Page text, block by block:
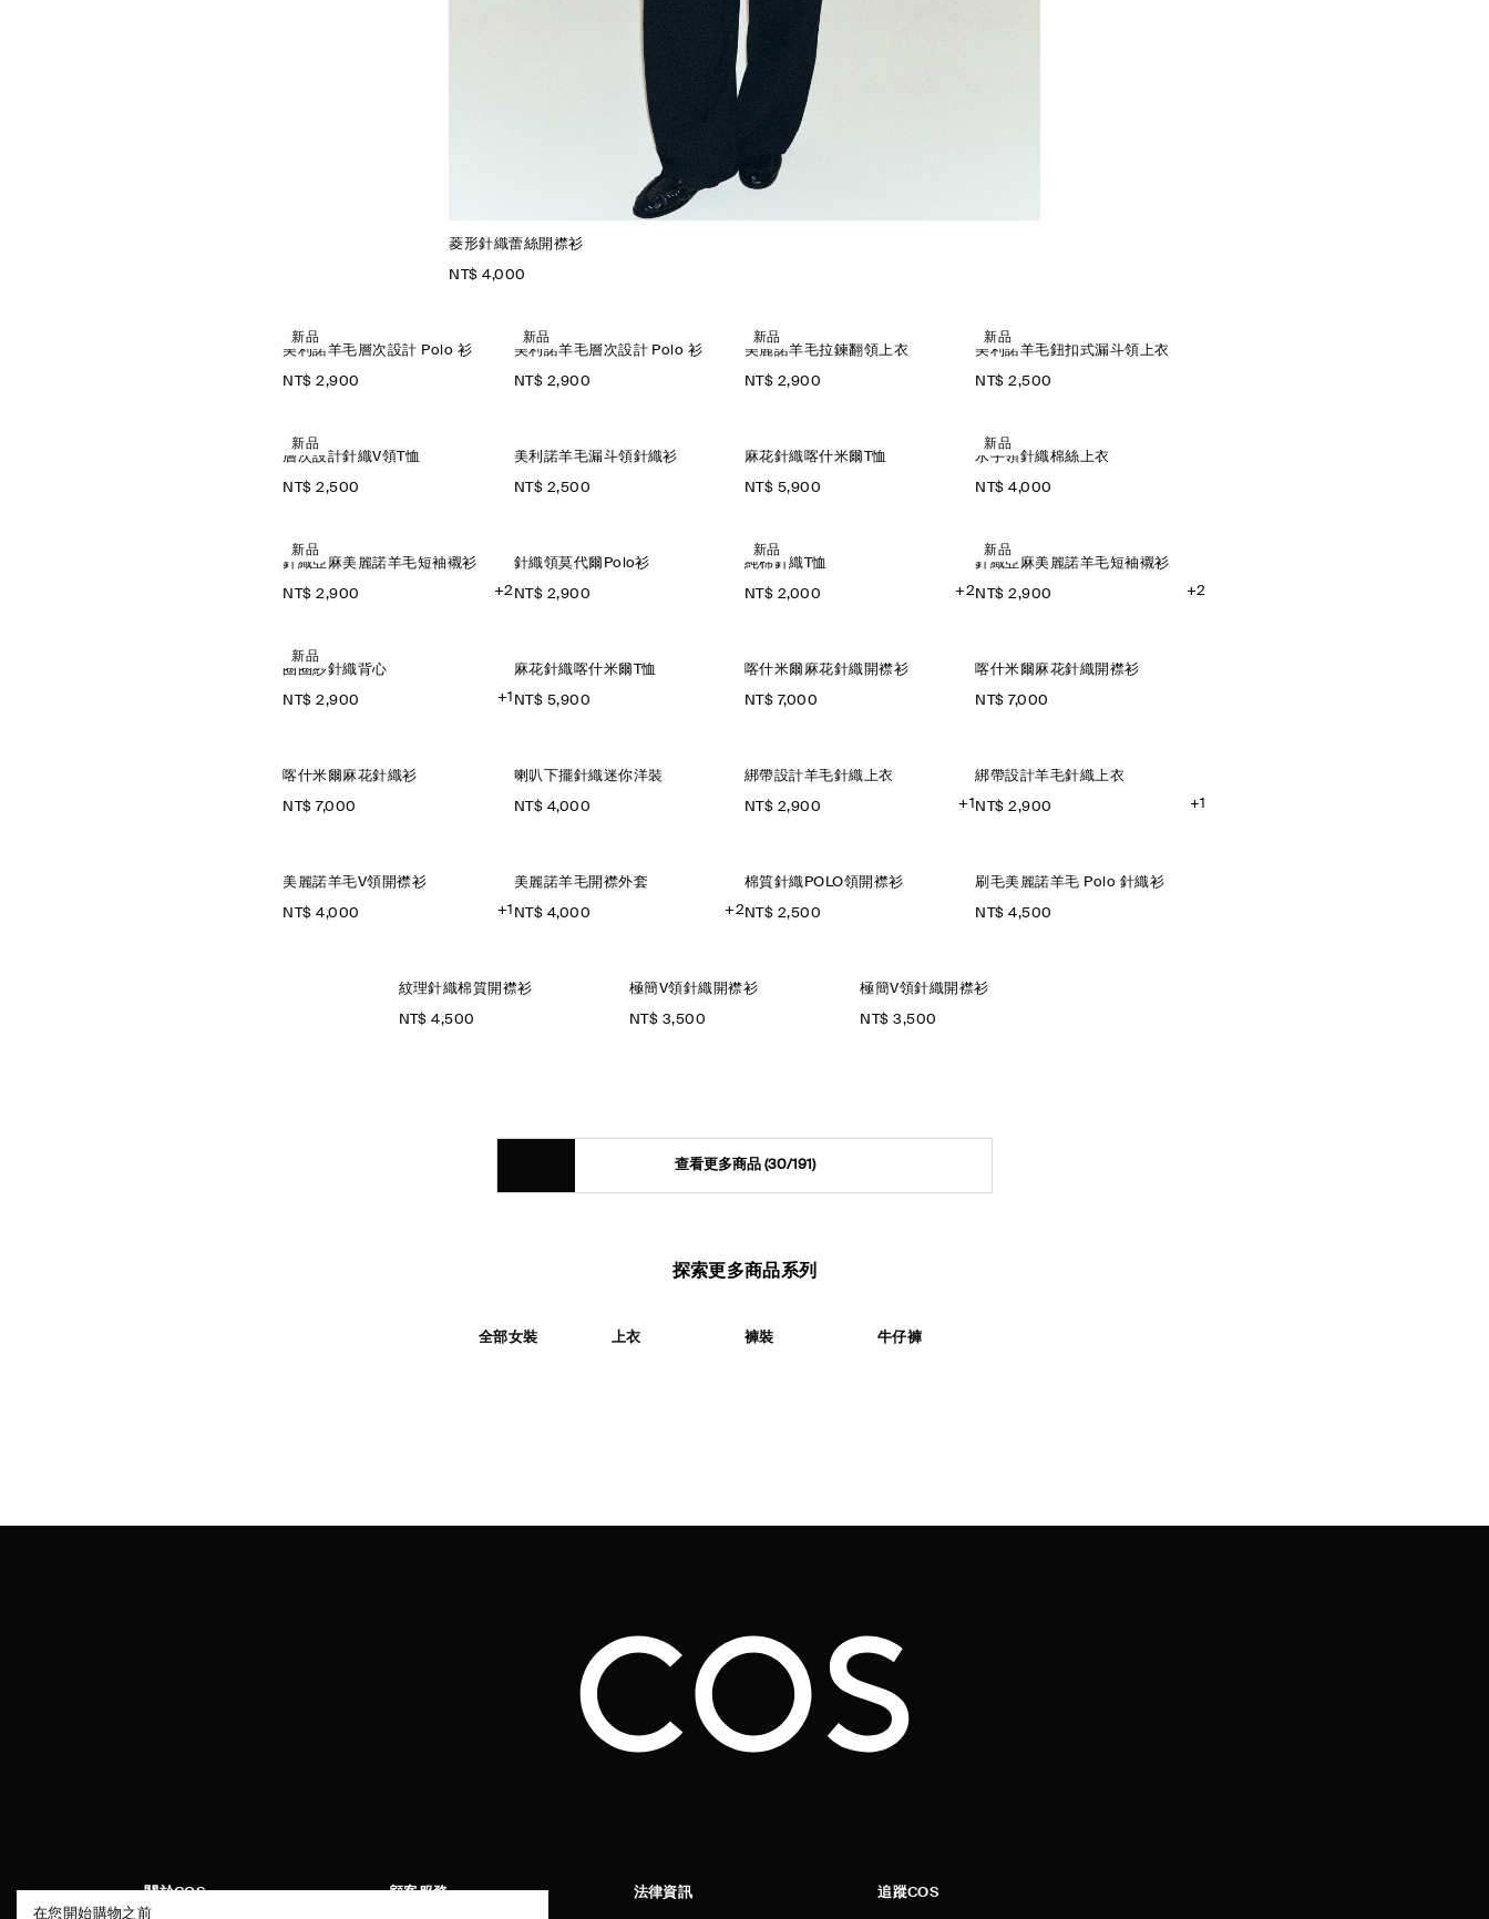
菱形針織蕾絲開襟衫
NT$ 4,000
新品
美利諾羊毛層次設計 Polo 衫
NT$ 2,900
新品
美利諾羊毛層次設計 Polo 衫
NT$ 2,900
新品
美麗諾羊毛拉鍊翻領上衣
NT$ 2,900
新品
美利諾羊毛鈕扣式漏斗領上衣
NT$ 2,500
新品
層次設計針織V領T恤
NT$ 2,500
美利諾羊毛漏斗領針織衫
NT$ 2,500
麻花針織喀什米爾T恤
NT$ 5,900
新品
水手領針織棉絲上衣
NT$ 4,000
新品
針織亞麻美麗諾羊毛短袖襯衫
NT$ 2,900 +2
針織領莫代爾Polo衫
NT$ 2,900
新品
純棉針織T恤
NT$ 2,000 +2
新品
針織亞麻美麗諾羊毛短袖襯衫
NT$ 2,900 +2
新品
圈圈紗針織背心
NT$ 2,900 +1
麻花針織喀什米爾T恤
NT$ 5,900
喀什米爾麻花針織開襟衫
NT$ 7,000
喀什米爾麻花針織開襟衫
NT$ 7,000
喀什米爾麻花針織衫
NT$ 7,000
喇叭下擺針織迷你洋裝
NT$ 4,000
綁帶設計羊毛針織上衣
NT$ 2,900 +1
綁帶設計羊毛針織上衣
NT$ 2,900 +1
美麗諾羊毛V領開襟衫
NT$ 4,000 +1
美麗諾羊毛開襟外套
NT$ 4,000 +2
棉質針織POLO領開襟衫
NT$ 2,500
刷毛美麗諾羊毛 Polo 針織衫
NT$ 4,500
紋理針織棉質開襟衫
NT$ 4,500
極簡V領針織開襟衫
NT$ 3,500
極簡V領針織開襟衫
NT$ 3,500
查看更多商品 (30/191)
探索更多商品系列
全部女裝 上衣 褲裝 牛仔褲
關於COS 顧客服務 法律資訊
追蹤COS
在您開始購物之前